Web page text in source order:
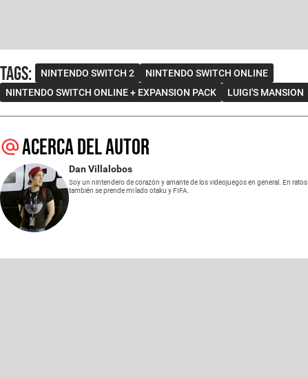
Tags: NINTENDO SWITCH 2
NINTENDO SWITCH ONLINE
NINTENDO SWITCH ONLINE + EXPANSION PACK
LUIGI'S MANSION
Acerca del autor
Dan Villalobos
Soy un nintendero de corazón y amante de los videojuegos en general. En ratos
también se prende mi lado otaku y FIFA.